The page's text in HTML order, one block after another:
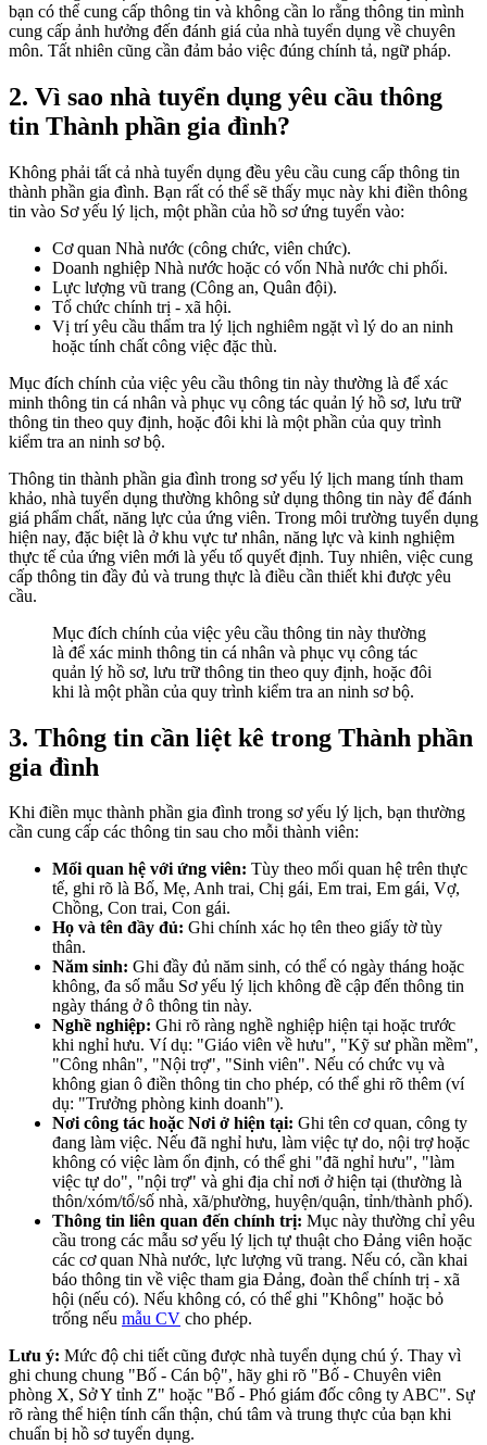
bạn có thể cung cấp thông tin và không cần lo rằng thông tin mình
cung cấp ảnh hưởng đến đánh giá của nhà tuyển dụng về chuyên
môn. Tất nhiên cũng cần đảm bảo việc đúng chính tả, ngữ pháp.
2. Vì sao nhà tuyển dụng yêu cầu thông
tin Thành phần gia đình?
Không phải tất cả nhà tuyển dụng đều yêu cầu cung cấp thông tin
thành phần gia đình. Bạn rất có thể sẽ thấy mục này khi điền thông
tin vào Sơ yếu lý lịch, một phần của hồ sơ ứng tuyển vào:
Cơ quan Nhà nước (công chức, viên chức).
Doanh nghiệp Nhà nước hoặc có vốn Nhà nước chi phối.
Lực lượng vũ trang (Công an, Quân đội).
Tổ chức chính trị - xã hội.
Vị trí yêu cầu thẩm tra lý lịch nghiêm ngặt vì lý do an ninh
hoặc tính chất công việc đặc thù.
Mục đích chính của việc yêu cầu thông tin này thường là để xác
minh thông tin cá nhân và phục vụ công tác quản lý hồ sơ, lưu trữ
thông tin theo quy định, hoặc đôi khi là một phần của quy trình
kiểm tra an ninh sơ bộ.
Thông tin thành phần gia đình trong sơ yếu lý lịch mang tính tham
khảo, nhà tuyển dụng thường không sử dụng thông tin này để đánh
giá phẩm chất, năng lực của ứng viên. Trong môi trường tuyển dụng
hiện nay, đặc biệt là ở khu vực tư nhân, năng lực và kinh nghiệm
thực tế của ứng viên mới là yếu tố quyết định. Tuy nhiên, việc cung
cấp thông tin đầy đủ và trung thực là điều cần thiết khi được yêu
cầu.
Mục đích chính của việc yêu cầu thông tin này thường
là để xác minh thông tin cá nhân và phục vụ công tác
quản lý hồ sơ, lưu trữ thông tin theo quy định, hoặc đôi
khi là một phần của quy trình kiểm tra an ninh sơ bộ.
3. Thông tin cần liệt kê trong Thành phần
gia đình
Khi điền mục thành phần gia đình trong sơ yếu lý lịch, bạn thường
cần cung cấp các thông tin sau cho mỗi thành viên:
Mối quan hệ với ứng viên: Tùy theo mối quan hệ trên thực
tế, ghi rõ là Bố, Mẹ, Anh trai, Chị gái, Em trai, Em gái, Vợ,
Chồng, Con trai, Con gái.
Họ và tên đầy đủ: Ghi chính xác họ tên theo giấy tờ tùy
thân.
Năm sinh: Ghi đầy đủ năm sinh, có thể có ngày tháng hoặc
không, đa số mẫu Sơ yếu lý lịch không đề cập đến thông tin
ngày tháng ở ô thông tin này.
Nghề nghiệp: Ghi rõ ràng nghề nghiệp hiện tại hoặc trước
khi nghỉ hưu. Ví dụ: "Giáo viên về hưu", "Kỹ sư phần mềm",
"Công nhân", "Nội trợ", "Sinh viên". Nếu có chức vụ và
không gian ô điền thông tin cho phép, có thể ghi rõ thêm (ví
dụ: "Trưởng phòng kinh doanh").
Nơi công tác hoặc Nơi ở hiện tại: Ghi tên cơ quan, công ty
đang làm việc. Nếu đã nghỉ hưu, làm việc tự do, nội trợ hoặc
không có việc làm ổn định, có thể ghi "đã nghỉ hưu", "làm
việc tự do", "nội trợ" và ghi địa chỉ nơi ở hiện tại (thường là
thôn/xóm/tổ/số nhà, xã/phường, huyện/quận, tỉnh/thành phố).
Thông tin liên quan đến chính trị: Mục này thường chỉ yêu
cầu trong các mẫu sơ yếu lý lịch tự thuật cho Đảng viên hoặc
các cơ quan Nhà nước, lực lượng vũ trang. Nếu có, cần khai
báo thông tin về việc tham gia Đảng, đoàn thể chính trị - xã
hội (nếu có). Nếu không có, có thể ghi "Không" hoặc bỏ
trống nếu mẫu CV cho phép.
Lưu ý: Mức độ chi tiết cũng được nhà tuyển dụng chú ý. Thay vì
ghi chung chung "Bố - Cán bộ", hãy ghi rõ "Bố - Chuyên viên
phòng X, Sở Y tỉnh Z" hoặc "Bố - Phó giám đốc công ty ABC". Sự
rõ ràng thể hiện tính cẩn thận, chú tâm và trung thực của bạn khi
chuẩn bị hồ sơ tuyển dụng.